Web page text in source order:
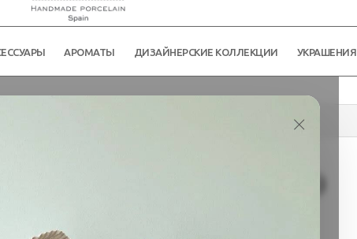
АРОМАТЫ ДИЗАЙНЕРСКИЕ КОЛЛЕКЦИИ УКРАШЕНИЯ
×
Сердце (елочная игрушка)